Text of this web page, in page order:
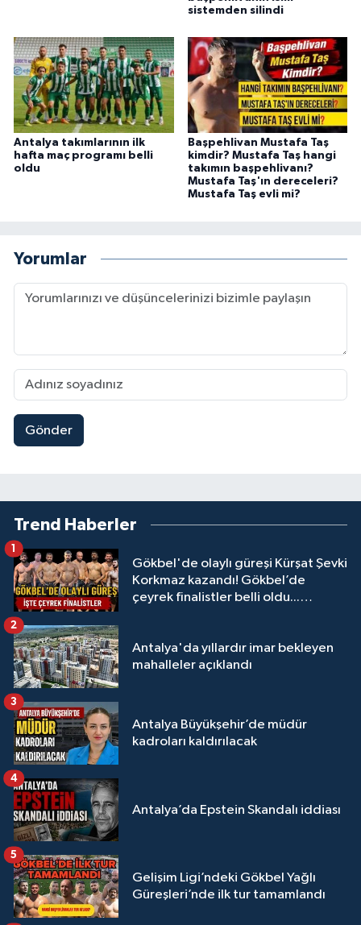
sistemden silindi
Antalya takımlarının ilk
hafta maç programı belli
oldu
Başpehlivan Mustafa Taş
kimdir? Mustafa Taş hangi
takımın başpehlivanı?
Mustafa Taş'ın dereceleri?
Mustafa Taş evli mi?
Yorumlar
Gönder
Trend Haberler
Gökbel'de olaylı güreşi Kürşat Şevki
Korkmaz kazandı! Gökbel’de
çeyrek finalistler belli oldu...
1
Antalya'da yıllardır imar bekleyen
mahalleler açıklandı
2
Antalya Büyükşehir’de müdür
kadroları kaldırılacak
3
Antalya’da Epstein Skandalı iddiası
4
Gelişim Ligi’ndeki Gökbel Yağlı
Güreşleri’nde ilk tur tamamlandı
5